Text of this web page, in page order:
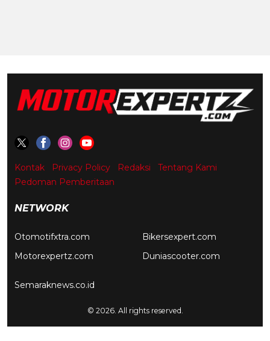
Kontak Privacy Policy Redaksi
Tentang Kami
Pedoman Pemberitaan
NETWORK
Otomotifxtra.com
Motorexpertz.com
Bikersexpert.com
Duniascooter.com
Semaraknews.co.id
© 2026. All rights reserved.